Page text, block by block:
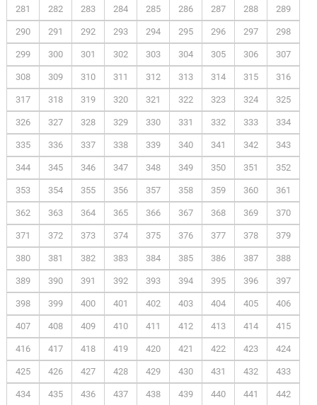
281 282 283 284 285 286 287 288 289
290 291 292 293 294 295 296 297 298
299 300 301 302 303 304 305 306 307
308 309 310 311 312 313 314 315 316
317 318 319 320 321 322 323 324 325
326 327 328 329 330 331 332 333 334
335 336 337 338 339 340 341 342 343
344 345 346 347 348 349 350 351 352
353 354 355 356 357 358 359 360 361
362 363 364 365 366 367 368 369 370
371 372 373 374 375 376 377 378 379
380 381 382 383 384 385 386 387 388
389 390 391 392 393 394 395 396 397
398 399 400 401 402 403 404 405 406
407 408 409 410 411 412 413 414 415
416 417 418 419 420 421 422 423 424
425 426 427 428 429 430 431 432 433
434 435 436 437 438 439 440 441 442